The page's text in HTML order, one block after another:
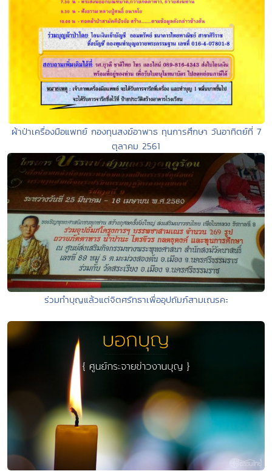
ผ้าป่าเครื่องมือแพทย์ กองทุนสงฆ์อาพาธ ทุนการศึกษา วันอาทิตย์ที่ 7
ตุลาคม 2561
ร่วมทำบุญแล้วแต่จิตศรัทธาเพื่ออุปถัมภ์สามเณรคะ